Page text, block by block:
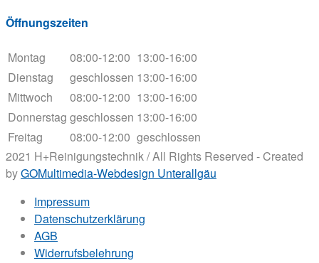
Öffnungszeiten
Montag 08:00-12:00 13:00-16:00
Dienstag
geschlossen 13:00-16:00
Mittwoch
08:00-12:00 13:00-16:00
Donnerstag geschlossen 13:00-16:00
Freitag
08:00-12:00 geschlossen
2021 H+Reinigungstechnik / All Rights Reserved - Created
byGOMultimedia-Webdesign Unterallgäu
Impressum
Datenschutzerklärung
AGB
Widerrufsbelehrung